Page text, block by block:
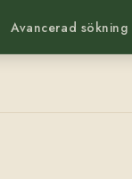
Avancerad sökning